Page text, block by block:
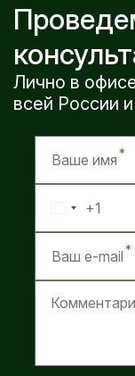
Лично в
всей России
United
States
+1